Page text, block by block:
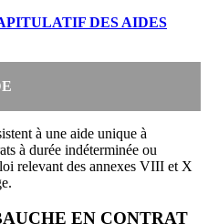
DES AIDES
à une aide unique à
à durée indéterminée ou
relevant des annexes VIII et X
EN CONTRAT